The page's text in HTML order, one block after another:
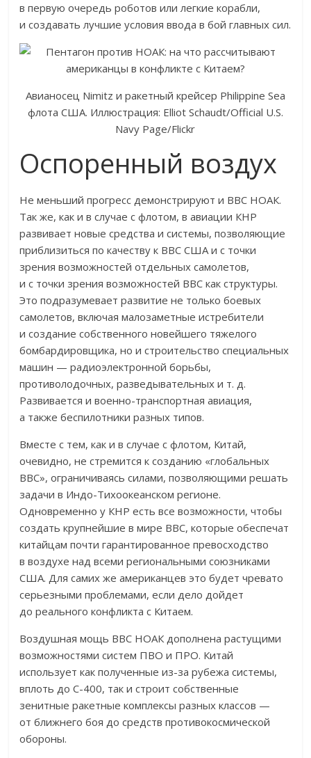
в первую очередь роботов или легкие корабли,
и создавать лучшие условия ввода в бой главных сил.
Авианосец Nimitz и ракетный крейсер Philippine Sea
флота США. Иллюстрация: Elliot Schaudt/Official U.S.
Navy Page/Flickr
Оспоренный воздух
Не меньший прогресс демонстрируют и ВВС НОАК.
Так же, как и в случае с флотом, в авиации КНР
развивает новые средства и системы, позволяющие
приблизиться по качеству к ВВС США и с точки
зрения возможностей отдельных самолетов,
и с точки зрения возможностей ВВС как структуры.
Это подразумевает развитие не только боевых
самолетов, включая малозаметные истребители
и создание собственного новейшего тяжелого
бомбардировщика, но и строительство специальных
машин — радиоэлектронной борьбы,
противолодочных, разведывательных и т. д.
Развивается и военно-транспортная авиация,
а также беспилотники разных типов.
Вместе с тем, как и в случае с флотом, Китай,
очевидно, не стремится к созданию «глобальных
ВВС», ограничиваясь силами, позволяющими решать
задачи в Индо-Тихоокеанском регионе.
Одновременно у КНР есть все возможности, чтобы
создать крупнейшие в мире ВВС, которые обеспечат
китайцам почти гарантированное превосходство
в воздухе над всеми региональными союзниками
США. Для самих же американцев это будет чревато
серьезными проблемами, если дело дойдет
до реального конфликта с Китаем.
Воздушная мощь ВВС НОАК дополнена растущими
возможностями систем ПВО и ПРО. Китай
использует как полученные из-за рубежа системы,
вплоть до С-400, так и строит собственные
зенитные ракетные комплексы разных классов —
от ближнего боя до средств противокосмической
обороны.